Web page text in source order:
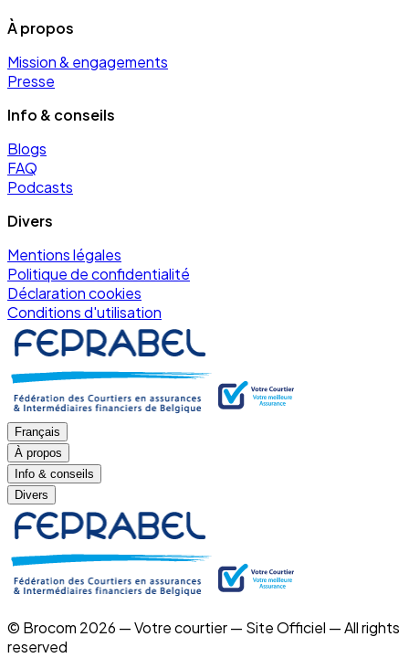
À propos
Mission & engagements
Presse
Info & conseils
Blogs
FAQ
Podcasts
Divers
Mentions légales
Politique de confidentialité
Déclaration cookies
Conditions d'utilisation
Français
À propos
Info & conseils
Divers
© Brocom 2026 — Votre courtier — Site Officiel — All rights
reserved